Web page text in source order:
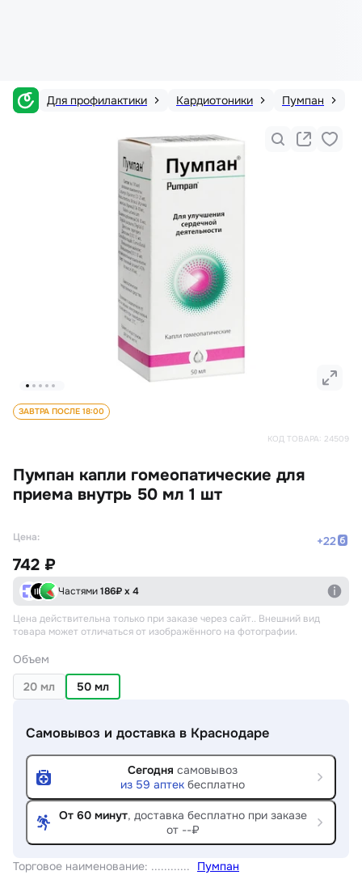
Для профилактики Кардиотоники Пумпан
КОД ТОВАРА: 24509
Пумпан капли гомеопатические для
приема внутрь 50 мл 1 шт
ЗАВТРА ПОСЛЕ 18:00
Торговое наименование:
Пумпан
Цена: +22
742 ₽
Частями186₽ х 4
Цена действительна только при заказе через сайт.. Внешний вид
товара может отличаться от изображённого на фотографии.
Объем
20 мл
50 мл
Самовывоз и доставка в Краснодаре
Сегодня самовывоз
из 59 аптек бесплатно
От 60 минут, доставка бесплатно при заказе
от --₽